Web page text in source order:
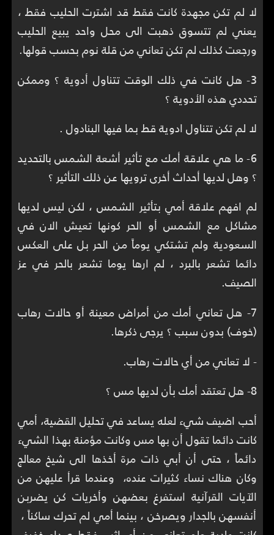
لا لم تكن مجهدة كانت فقط قد اشترت الحليب فقط ،
يعني لم تتسوق ذهبت الى محل واحد يبيع الحليب
ورجعت كذلك لم تكن تعاني من قلة نوم بحسب قولها.
3- هل كانت في ذلك الوقت تتناول أدوية ؟ وممكن
تحددي هذه الأدوية ؟
لا لم تكن تتناول ادوية قط بما فيها البنادول .
6- ما هي علاقة أمك مع تأثير أشعة الشمس بالتحديد
؟ وهل لديها أحداث أخرى ترويها عن ذلك التأثير ؟
لم افهم علاقة أمي بتأثير الشمس ، لكن ليس لديها
مشاكل مع الشمس أو الحر كونها تعيش الان في
السعودية ولم تشتكي يوماً من الحر بل على العكس
دائما تشعر بالبرد ، لم ارها يوما تشعر بالحر في عز
الصيف.
7- هل تعاني أمك من أمراض معينة أو حالات رهاب
(خوف) بدون سبب ؟ يرجى ذكرها.
- لا تعاني من أي حالات رهاب.
8- هل تعتقد أمك بأن لديها مس ؟
أحب اضيف شيء لعله يساعد في تحليل القضية، أمي
كانت دائما تقول أن بها مس وكانت مؤمنة بهذا الشيء
دائماً ، حتى أن أبي ذات مرة أخذها الى شيخ معالج
وكان هناك نساء كثيرات عنده، وعندما قرأ عليهن من
الآيات القرآنية استفرغ بعضهن وأخريات كن يضربن
أنفسهن بالجدار ويصرخن ، بينما أمي لم تحرك ساكناً ،